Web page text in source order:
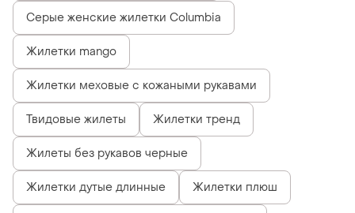
Серые женские жилетки Columbia
Жилетки mango
Жилетки меховые с кожаными рукавами
Твидовые жилеты Жилетки тренд
Жилеты без рукавов черные
Жилетки дутые длинные Жилетки плюш